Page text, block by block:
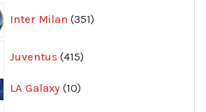
Inter Milan 351
produkter
Juventus 415
produkter
LA Galaxy 1010